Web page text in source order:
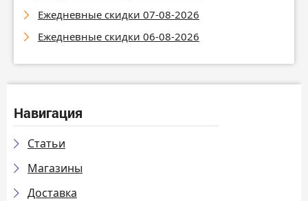
Ежедневные скидки 07-08-2026
Ежедневные скидки 06-08-2026
Навигация
Статьи
Магазины
Доставка